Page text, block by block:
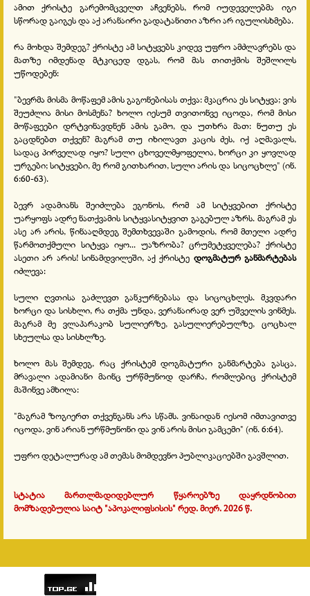
ამით ქრისტე გარემომცველთ აჩვენებს, რომ იუდეველებმა იგი
სწორად გაიგეს და აქ არანაირი გადატანითი აზრი არ იგულისხმება.
რა მოხდა შემდეგ? ქრისტე ამ სიტყვებს კიდევ უფრო ამძლავრებს და
მათზე იმდენად მტკიცედ დგას, რომ მას თითქმის შეშლილს
უწოდებენ:
"ბევრმა მისმა მოწაფემ ამის გაგონებისას თქვა: მკაცრია ეს სიტყვა; ვის
შეუძლია მისი მოსმენა? ხოლო იესუმ თვითონვე იცოდა, რომ მისი
მოწაფეები დრტვინავდნენ ამის გამო, და უთხრა მათ: ნუთუ ეს
გაცდნებთ თქვენ? მაგრამ თუ იხილავთ კაცის ძეს, იქ აღმავალს,
სადაც პირველად იყო? სული ცხოველმყოფელია, ხორცი კი ყოვლად
ურგები; სიტყვები, მე რომ გითხარით, სული არის და სიცოცხლე" (ინ.
6:60-63).
ბევრ ადამიანს შეიძლება ეგონოს, რომ ამ სიტყვებით ქრისტე
უარყოფს ადრე ნათქვამის სიტყვასიტყვით გაგებულ აზრს. მაგრამ ეს
ასე არ არის, წინააღმდეგ შემთხვევაში გამოდის, რომ მთელი ადრე
წარმოთქმული სიტყვა იყო... უაზრობა? ცრუმეტყველება? ქრისტე
ასეთი არ არის! სინამდვილეში, აქ ქრისტე დოგმატურ განმარტებას
იძლევა:
სული ღვთისა გაძლევთ განკურნებასა და სიცოცხლეს. მკვდარი
ხორცი და სისხლი, რა თქმა უნდა, ვერანაირად ვერ უშველის ვინმეს.
მაგრამ მე ვლაპარაკობ სულიერზე, გასულიერებულზე, ცოცხალ
სხეულსა და სისხლზე.
ხოლო მას შემდეგ, რაც ქრისტემ დოგმატური განმარტება გასცა,
მრავალი ადამიანი მაინც ურწმუნოდ დარჩა, რომლებიც ქრისტემ
მაშინვე ამხილა:
"მაგრამ ზოგიერთ თქვენგანს არა სწამს. ვინაიდან იესომ იმთავითვე
იცოდა, ვინ არიან ურწმუნონი და ვინ არის მისი გამცემი" (ინ. 6:64).
უფრო დეტალურად ამ თემას მომდევნო პუბლიკაციებში გავშლით.
სტატია მართლმადიდებლურ წყაროებზე დაყრდნობით
მომზადებულია საიტ "აპოკალიფსისის" რედ. მიერ. 2026 წ.